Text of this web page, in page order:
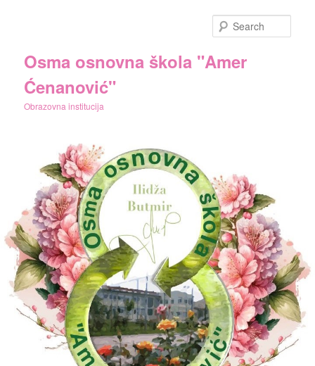
Osma osnovna škola "Amer
Ćenanović"
Obrazovna institucija